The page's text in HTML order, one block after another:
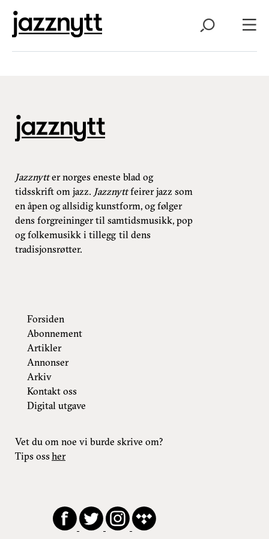
Jazznytter norges eneste blad og
tidsskrift om jazz. Jazznyttfeirer jazz som
en åpen og allsidig kunstform, og følger
dens forgreininger til samtidsmusikk, pop
og folkemusikk i tillegg til dens
tradisjonsrøtter.
Forsiden
Abonnement
Artikler
Annonser
Arkiv
Kontakt oss
Digital utgave
Vet du om noe vi burde skrive om?
Tips ossher